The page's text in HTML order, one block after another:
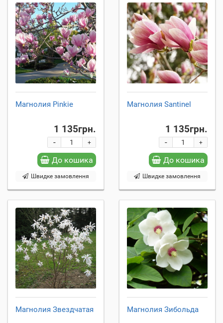
Магнолия Pinkie
1 135грн.
+
-
До кошика
Швидке замовлення
Магнолия Santinel
1 135грн.
+
-
До кошика
Швидке замовлення
Магнолия Звездчатая Магнолия Зибольда